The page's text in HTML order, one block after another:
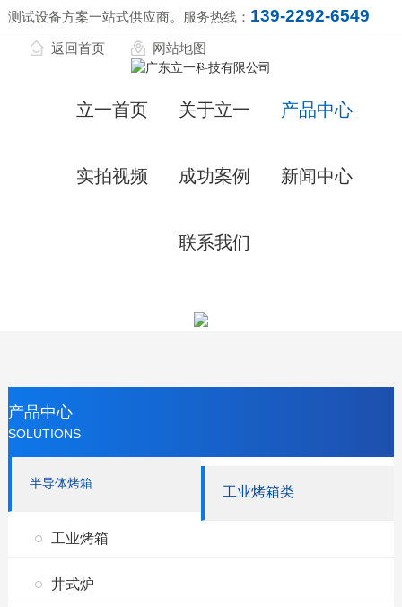
测试设备方案一站式供应商。服务热线： 139-2292-6549
返回首页 网站地图
立一首页 关于立一 产品中心
实拍视频 成功案例 新闻中心
联系我们
产品中心
SOLUTIONS
半导体烤箱
工业烤箱类
工业烤箱
井式炉